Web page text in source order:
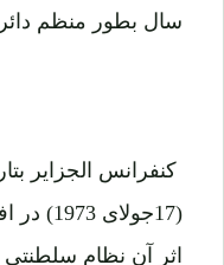
سال بطور منظم دائر
اثر آن نظام